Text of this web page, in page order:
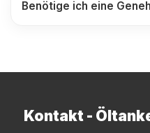
Benötige ich eine
Kontakt -